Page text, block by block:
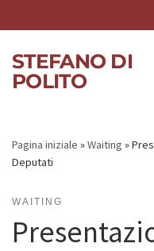
STEFANO DI
POLITO
Pagina iniziale »Waiting »
Deputati
WAITING